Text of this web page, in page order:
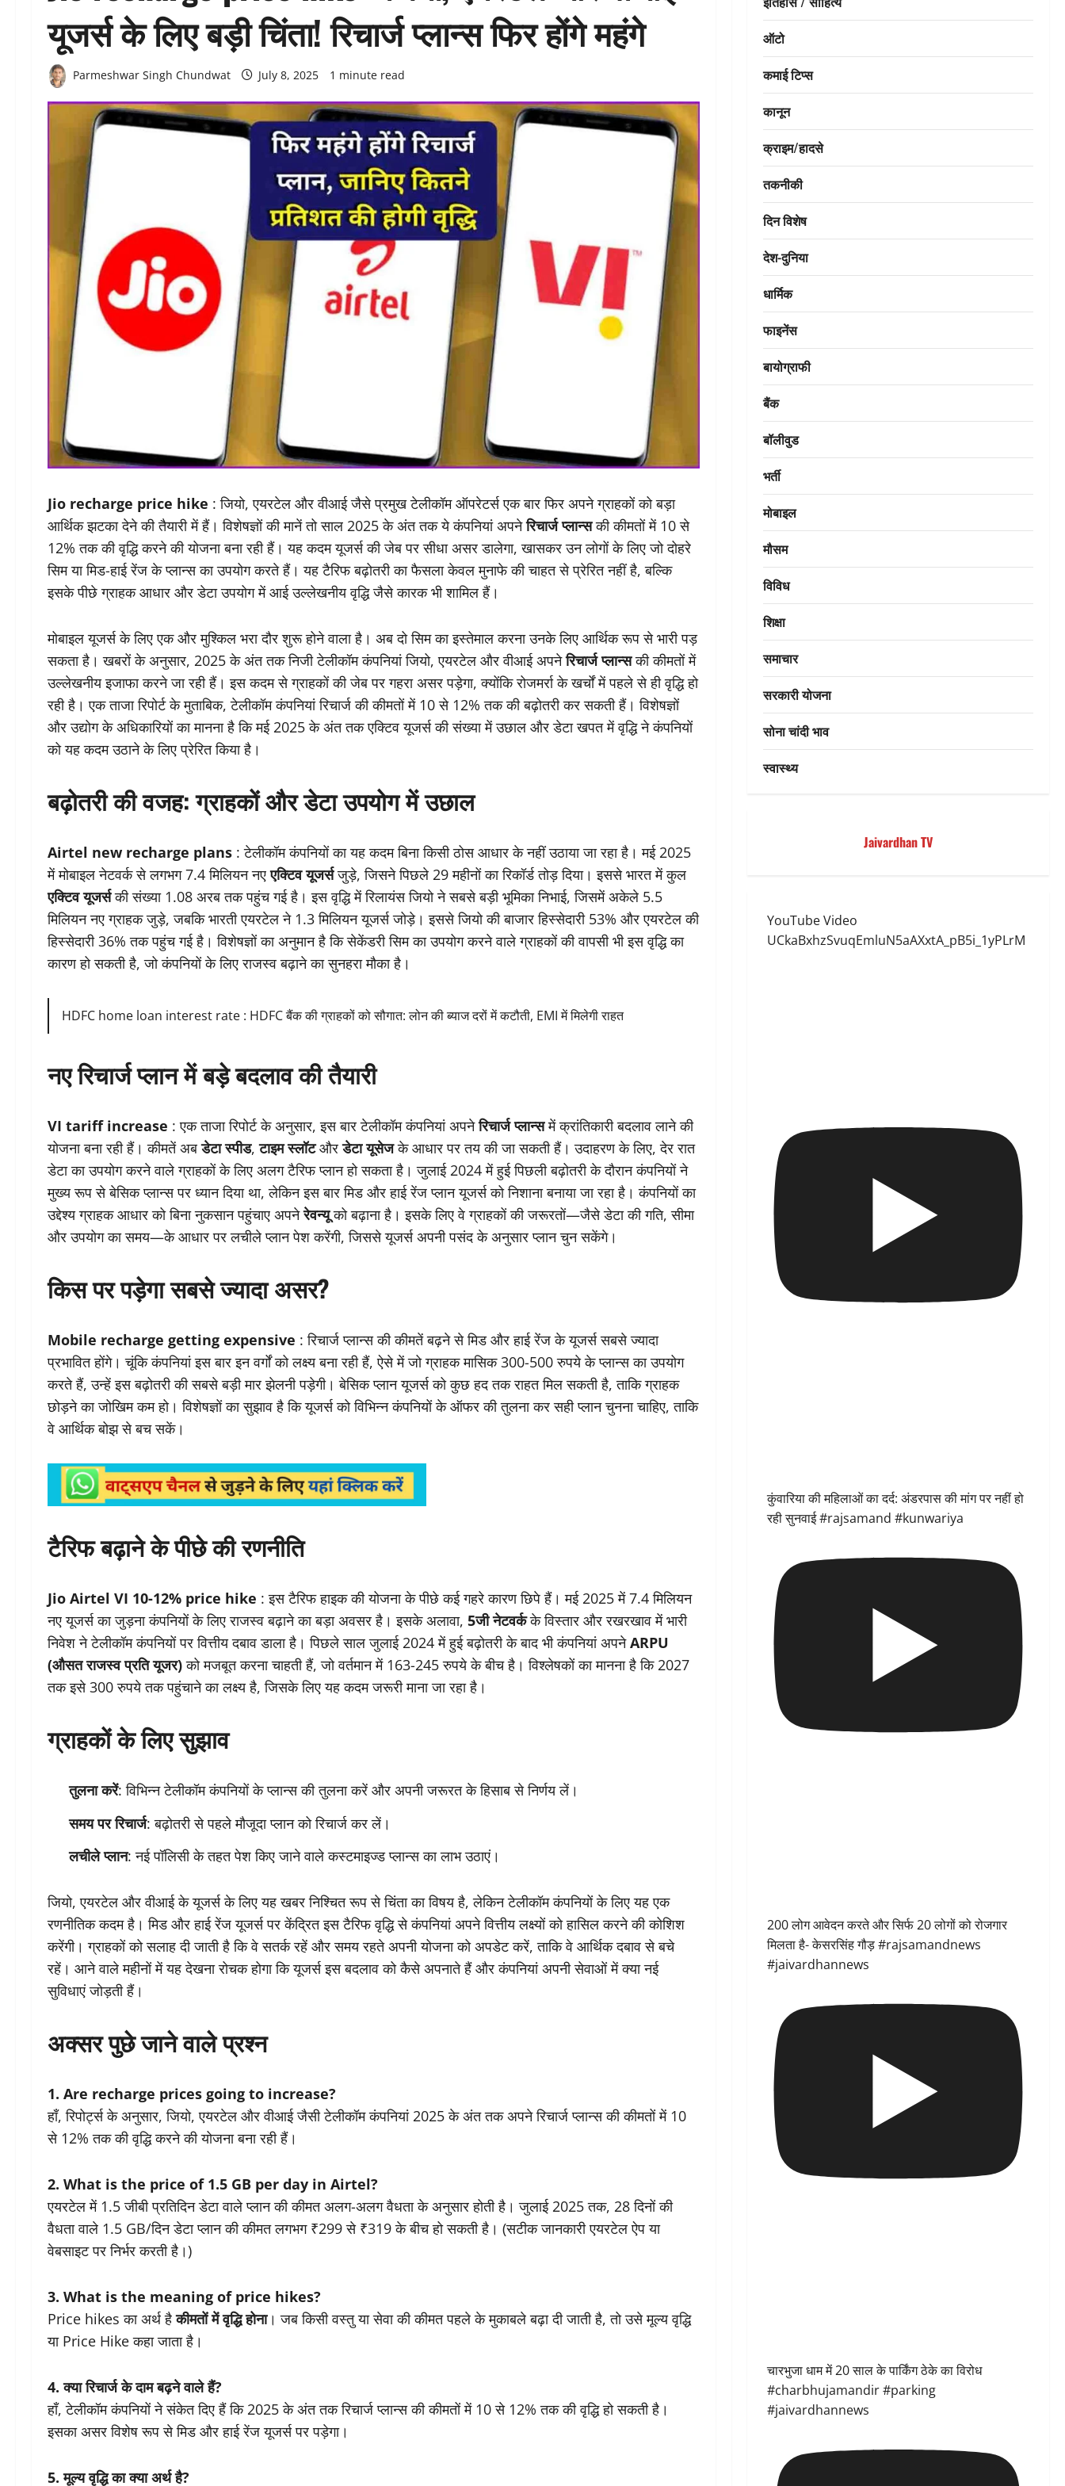
यूजर्स के लिए बड़ी चिंता! रिचार्ज प्लान्स फिर होंगे महंगे
Parmeshwar Singh Chundwat July 8, 2025 1 minute read
Jio recharge price hike : जियो, एयरटेल और वीआई जैसे प्रमुख टेलीकॉम ऑपरेटर्स एक बार फिर अपने ग्राहकों को बड़ा
आर्थिक झटका देने की तैयारी में हैं। विशेषज्ञों की मानें तो साल 2025 के अंत तक ये कंपनियां अपनेरिचार्ज प्लान्सकी कीमतों में 10 से
12% तक की वृद्धि करने की योजना बना रही हैं। यह कदम यूजर्स की जेब पर सीधा असर डालेगा, खासकर उन लोगों के लिए जो दोहरे
सिम या मिड-हाई रेंज के प्लान्स का उपयोग करते हैं। यह टैरिफ बढ़ोतरी का फैसला केवल मुनाफे की चाहत से प्रेरित नहीं है, बल्कि
इसके पीछे ग्राहक आधार और डेटा उपयोग में आई उल्लेखनीय वृद्धि जैसे कारक भी शामिल हैं।
मोबाइल यूजर्स के लिए एक और मुश्किल भरा दौर शुरू होने वाला है। अब दो सिम का इस्तेमाल करना उनके लिए आर्थिक रूप से भारी पड़
सकता है। खबरों के अनुसार, 2025 के अंत तक निजी टेलीकॉम कंपनियां जियो, एयरटेल और वीआई अपनेरिचार्ज प्लान्सकी कीमतों में
उल्लेखनीय इजाफा करने जा रही हैं। इस कदम से ग्राहकों की जेब पर गहरा असर पड़ेगा, क्योंकि रोजमर्रा के खर्चों में पहले से ही वृद्धि हो
रही है। एक ताजा रिपोर्ट के मुताबिक, टेलीकॉम कंपनियां रिचार्ज की कीमतों में 10 से 12% तक की बढ़ोतरी कर सकती हैं। विशेषज्ञों
और उद्योग के अधिकारियों का मानना है कि मई 2025 के अंत तक एक्टिव यूजर्स की संख्या में उछाल और डेटा खपत में वृद्धि ने कंपनियों
को यह कदम उठाने के लिए प्रेरित किया है।
बढ़ोतरी की वजह: ग्राहकों और डेटा उपयोग में उछाल
Airtel new recharge plans : टेलीकॉम कंपनियों का यह कदम बिना किसी ठोस आधार के नहीं उठाया जा रहा है। मई 2025
में मोबाइल नेटवर्क से लगभग 7.4 मिलियन नएएक्टिव यूजर्सजुड़े, जिसने पिछले 29 महीनों का रिकॉर्ड तोड़ दिया। इससे भारत में कुल
एक्टिव यूजर्सकी संख्या 1.08 अरब तक पहुंच गई है। इस वृद्धि में रिलायंस जियो ने सबसे बड़ी भूमिका निभाई, जिसमें अकेले 5.5
मिलियन नए ग्राहक जुड़े, जबकि भारती एयरटेल ने 1.3 मिलियन यूजर्स जोड़े। इससे जियो की बाजार हिस्सेदारी 53% और एयरटेल की
हिस्सेदारी 36% तक पहुंच गई है। विशेषज्ञों का अनुमान है कि सेकेंडरी सिम का उपयोग करने वाले ग्राहकों की वापसी भी इस वृद्धि का
कारण हो सकती है, जो कंपनियों के लिए राजस्व बढ़ाने का सुनहरा मौका है।
HDFC home loan interest rate : HDFC बैंक की ग्राहकों को सौगात: लोन की ब्याज दरों में कटौती, EMI में मिलेगी राहत
नए रिचार्ज प्लान में बड़े बदलाव की तैयारी
VI tariff increase : एक ताजा रिपोर्ट के अनुसार, इस बार टेलीकॉम कंपनियां अपनेरिचार्ज प्लान्समें क्रांतिकारी बदलाव लाने की
योजना बना रही हैं। कीमतें अबडेटा स्पीड,टाइम स्लॉटऔरडेटा यूसेजके आधार पर तय की जा सकती हैं। उदाहरण के लिए, देर रात
डेटा का उपयोग करने वाले ग्राहकों के लिए अलग टैरिफ प्लान हो सकता है। जुलाई 2024 में हुई पिछली बढ़ोतरी के दौरान कंपनियों ने
मुख्य रूप से बेसिक प्लान्स पर ध्यान दिया था, लेकिन इस बार मिड और हाई रेंज प्लान यूजर्स को निशाना बनाया जा रहा है। कंपनियों का
उद्देश्य ग्राहक आधार को बिना नुकसान पहुंचाए अपनेरेवन्यूको बढ़ाना है। इसके लिए वे ग्राहकों की जरूरतों—जैसे डेटा की गति, सीमा
और उपयोग का समय—के आधार पर लचीले प्लान पेश करेंगी, जिससे यूजर्स अपनी पसंद के अनुसार प्लान चुन सकेंगे।
किस पर पड़ेगा सबसे ज्यादा असर?
Mobile recharge getting expensive : रिचार्ज प्लान्स की कीमतें बढ़ने से मिड और हाई रेंज के यूजर्स सबसे ज्यादा
प्रभावित होंगे। चूंकि कंपनियां इस बार इन वर्गों को लक्ष्य बना रही हैं, ऐसे में जो ग्राहक मासिक 300-500 रुपये के प्लान्स का उपयोग
करते हैं, उन्हें इस बढ़ोतरी की सबसे बड़ी मार झेलनी पड़ेगी। बेसिक प्लान यूजर्स को कुछ हद तक राहत मिल सकती है, ताकि ग्राहक
छोड़ने का जोखिम कम हो। विशेषज्ञों का सुझाव है कि यूजर्स को विभिन्न कंपनियों के ऑफर की तुलना कर सही प्लान चुनना चाहिए, ताकि
वे आर्थिक बोझ से बच सकें।
टैरिफ बढ़ाने के पीछे की रणनीति
Jio Airtel VI 10-12% price hike : इस टैरिफ हाइक की योजना के पीछे कई गहरे कारण छिपे हैं। मई 2025 में 7.4 मिलियन
नए यूजर्स का जुड़ना कंपनियों के लिए राजस्व बढ़ाने का बड़ा अवसर है। इसके अलावा, 5जी नेटवर्कके विस्तार और रखरखाव में भारी
निवेश ने टेलीकॉम कंपनियों पर वित्तीय दबाव डाला है। पिछले साल जुलाई 2024 में हुई बढ़ोतरी के बाद भी कंपनियां अपनेARPU
(औसत राजस्व प्रति यूजर)को मजबूत करना चाहती हैं, जो वर्तमान में 163-245 रुपये के बीच है। विश्लेषकों का मानना है कि 2027
तक इसे 300 रुपये तक पहुंचाने का लक्ष्य है, जिसके लिए यह कदम जरूरी माना जा रहा है।
ग्राहकों के लिए सुझाव
तुलना करें: विभिन्न टेलीकॉम कंपनियों के प्लान्स की तुलना करें और अपनी जरूरत के हिसाब से निर्णय लें।
समय पर रिचार्ज: बढ़ोतरी से पहले मौजूदा प्लान को रिचार्ज कर लें।
लचीले प्लान: नई पॉलिसी के तहत पेश किए जाने वाले कस्टमाइज्ड प्लान्स का लाभ उठाएं।
जियो, एयरटेल और वीआई के यूजर्स के लिए यह खबर निश्चित रूप से चिंता का विषय है, लेकिन टेलीकॉम कंपनियों के लिए यह एक
रणनीतिक कदम है। मिड और हाई रेंज यूजर्स पर केंद्रित इस टैरिफ वृद्धि से कंपनियां अपने वित्तीय लक्ष्यों को हासिल करने की कोशिश
करेंगी। ग्राहकों को सलाह दी जाती है कि वे सतर्क रहें और समय रहते अपनी योजना को अपडेट करें, ताकि वे आर्थिक दबाव से बचे
रहें। आने वाले महीनों में यह देखना रोचक होगा कि यूजर्स इस बदलाव को कैसे अपनाते हैं और कंपनियां अपनी सेवाओं में क्या नई
सुविधाएं जोड़ती हैं।
अक्सर पुछे जाने वाले प्रश्न
1. Are recharge prices going to increase?
हाँ, रिपोर्ट्स के अनुसार, जियो, एयरटेल और वीआई जैसी टेलीकॉम कंपनियां 2025 के अंत तक अपने रिचार्ज प्लान्स की कीमतों में 10
से 12% तक की वृद्धि करने की योजना बना रही हैं।
2. What is the price of 1.5 GB per day in Airtel?
एयरटेल में 1.5 जीबी प्रतिदिन डेटा वाले प्लान की कीमत अलग-अलग वैधता के अनुसार होती है। जुलाई 2025 तक, 28 दिनों की
वैधता वाले 1.5 GB/दिन डेटा प्लान की कीमत लगभग ₹299 से ₹319 के बीच हो सकती है। (सटीक जानकारी एयरटेल ऐप या
वेबसाइट पर निर्भर करती है।)
3. What is the meaning of price hikes?
Price hikes का अर्थ हैकीमतों में वृद्धि होना। जब किसी वस्तु या सेवा की कीमत पहले के मुकाबले बढ़ा दी जाती है, तो उसे मूल्य वृद्धि
या Price Hike कहा जाता है।
4. क्या रिचार्ज के दाम बढ़ने वाले हैं?
हाँ, टेलीकॉम कंपनियों ने संकेत दिए हैं कि 2025 के अंत तक रिचार्ज प्लान्स की कीमतों में 10 से 12% तक की वृद्धि हो सकती है।
इसका असर विशेष रूप से मिड और हाई रेंज यूजर्स पर पड़ेगा।
5. मूल्य वृद्धि का क्या अर्थ है?
ऑटो
कमाई टिप्स
कानून
क्राइम/हादसे
तकनीकी
दिन विशेष
देश-दुनिया
धार्मिक
फाइनेंस
बायोग्राफी
बैंक
बॉलीवुड
भर्ती
मोबाइल
मौसम
विविध
शिक्षा
समाचार
सरकारी योजना
सोना चांदी भाव
स्वास्थ्य
Jaivardhan TV
YouTube Video
UCkaBxhzSvuqEmluN5aAXxtA_pB5i_1yPLrM
कुंवारिया की महिलाओं का दर्द: अंडरपास की मांग पर नहीं हो
रही सुनवाई #rajsamand #kunwariya
200 लोग आवेदन करते और सिर्फ 20 लोगों को रोजगार
मिलता है- केसरसिंह गौड़ #rajsamandnews
#jaivardhannews
चारभुजा धाम में 20 साल के पार्किंग ठेके का विरोध
#charbhujamandir #parking
#jaivardhannews